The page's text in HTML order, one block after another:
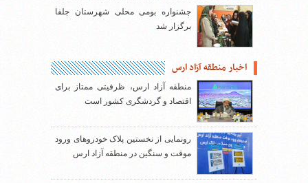
جشنواره بومی محلی شهرستان جلفا
برگزار شد
اخبار منطقه آزاد ارس
منطقه آزاد ارس، ظرفیتی ممتاز برای
اقتصاد و گردشگری کشور است
رونمایی از نخستین پلاک خودروهای ورود
موقت و سنگین در منطقه آزاد ارس